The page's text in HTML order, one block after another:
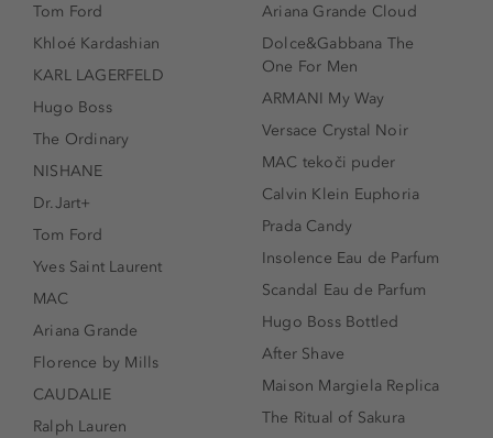
Tom Ford
Khloé Kardashian
KARL LAGERFELD
Hugo Boss
The Ordinary
NISHANE
Dr.Jart+
Tom Ford
Yves Saint Laurent
MAC
Ariana Grande
Florence by Mills
CAUDALIE
Ralph Lauren
Ariana Grande Cloud
Dolce&Gabbana The
One For Men
ARMANI My Way
Versace Crystal Noir
MAC tekoči puder
Calvin Klein Euphoria
Prada Candy
Insolence Eau de Parfum
Scandal Eau de Parfum
Hugo Boss Bottled
After Shave
Maison Margiela Replica
The Ritual of Sakura